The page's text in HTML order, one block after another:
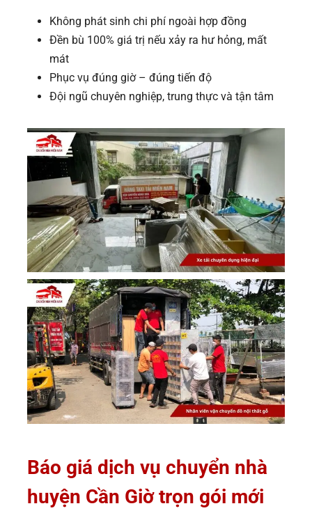
Không phát sinh chi phí ngoài hợp đồng
Đền bù 100% giá trị nếu xảy ra hư hỏng, mất
mát
Phục vụ đúng giờ – đúng tiến độ
Đội ngũ chuyên nghiệp, trung thực và tận tâm
Báo giá dịch vụ chuyển nhà
huyện Cần Giờ trọn gói mới